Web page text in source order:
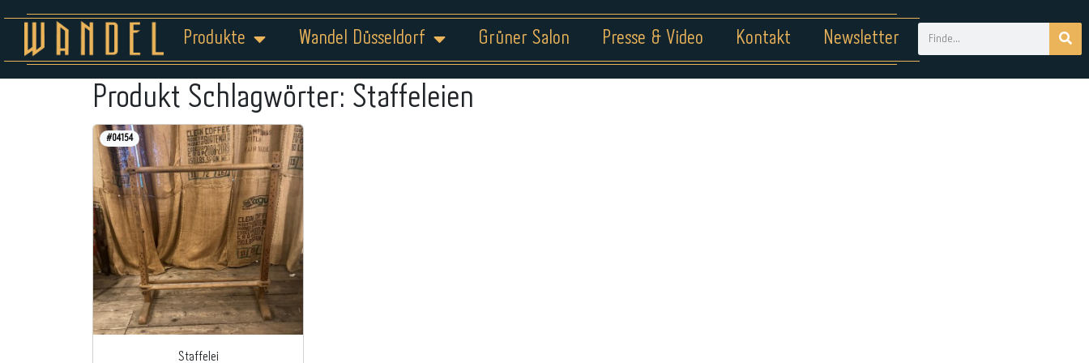
Produkte Wandel Düsseldorf Grüner Salon Presse & Video Kontakt Newsletter
Produkt Schlagwörter: Staffeleien
#04154
Staffelei